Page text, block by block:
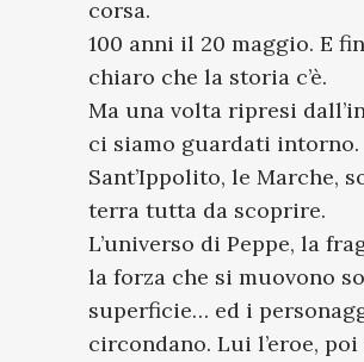
corsa.
100 anni il 20 maggio. E
chiaro che la storia c’è.
Ma una volta ripresi
ci siamo guardati intorno.
Sant’Ippolito, le Marche,
terra tutta da scoprire.
L’universo di Peppe, la
la forza che si muovono
superficie… ed i
circondano. Lui l’eroe,